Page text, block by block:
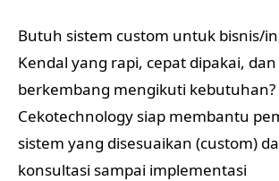
Butuh sistem custom untuk bisnis/
Kendal yang rapi, cepat dipakai, dan
berkembang mengikuti kebutuhan?
Cekotechnology siap membantu
sistem yang disesuaikan (custom)
konsultasi sampai implementasi